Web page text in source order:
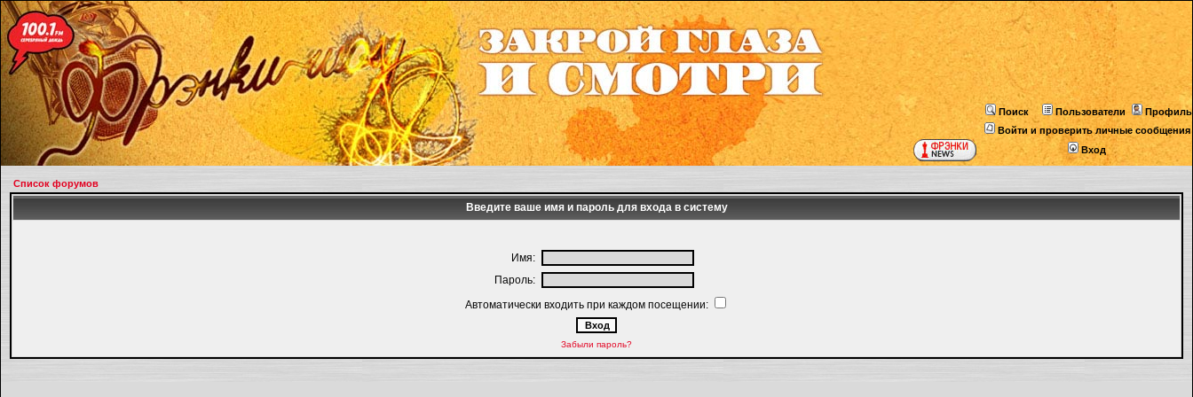
Поиск Пользователи
Профиль
Войти и проверить личные сообщения
Вход
Список форумов
Введите ваше имя и пароль для входа в систему
Имя:
Пароль:
Автоматически входить при каждом посещении:
Забыли пароль?